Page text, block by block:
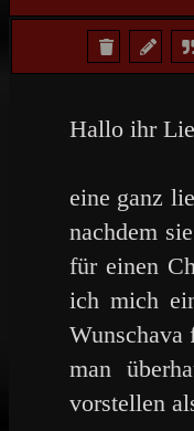
Hallo ihr
eine ganz
nachdem
für einen
ich mich
Wunschava
man
vorstellen